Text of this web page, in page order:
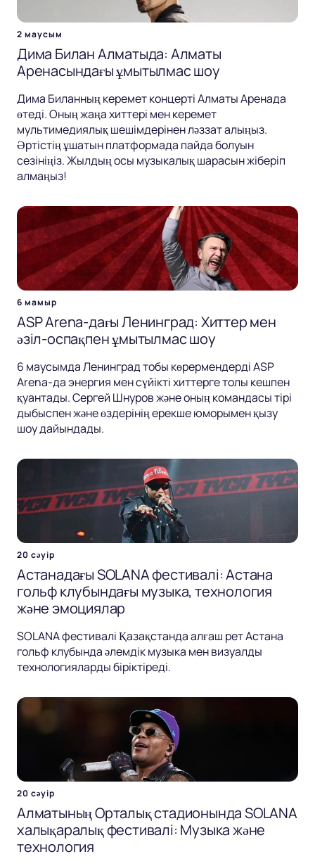
2 маусым
Дима Билан Алматыда: Алматы
Аренасындағы ұмытылмас шоу
Дима Биланның керемет концерті Алматы Аренада
өтеді. Оның жаңа хиттері мен керемет
мультимедиялық шешімдерінен ләззат алыңыз.
Әртістің ұшатын платформада пайда болуын
сезініңіз. Жылдың осы музыкалық шарасын жіберіп
алмаңыз!
6 мамыр
ASP Arena-дағы Ленинград: Хиттер мен
әзіл-оспақпен ұмытылмас шоу
6 маусымда Ленинград тобы көрермендерді ASP
Arena-да энергия мен сүйікті хиттерге толы кешпен
қуантады. Сергей Шнуров және оның командасы тірі
дыбыспен және өздерінің ерекше юморымен қызу
шоу дайындады.
20 сәуір
Астанадағы SOLANA фестивалі: Астана
гольф клубындағы музыка, технология
және эмоциялар
SOLANA фестивалі Қазақстанда алғаш рет Астана
гольф клубында әлемдік музыка мен визуалды
технологияларды біріктіреді.
20 сәуір
Алматының Орталық стадионында SOLANA
халықаралық фестивалі: Музыка және
технология